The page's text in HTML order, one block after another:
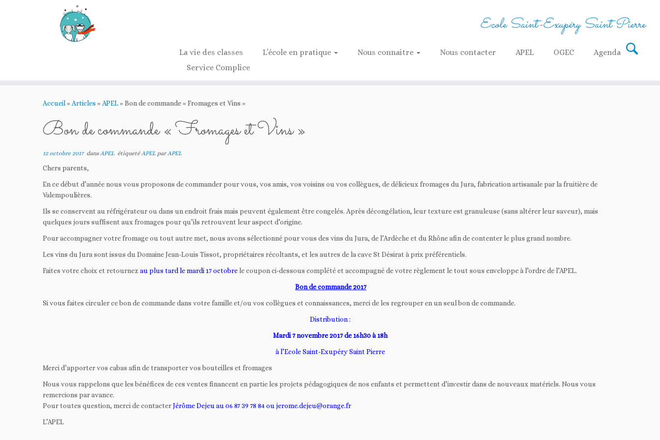
Ecole Saint-Exupéry Saint Pierre
La vie des classes L’école en pratique Nous connaitre Nous contacter APEL OGEC
Agenda
Service Complice
Accueil » Articles » APEL» Bon de commande « Fromages et Vins »
Bon de commande « Fromages et Vins »
12 octobre 2017dansAPEL étiquetéAPEL parAPEL
Chers parents,
En ce début d’année nous vous proposons de commander pour vous, vos amis, vos voisins ou vos collègues, de délicieux fromages du Jura, fabrication artisanale par la fruitière de
Valempoulières.
Ils se conservent au réfrigérateur ou dans un endroit frais mais peuvent également être congelés. Après décongélation, leur texture est granuleuse (sans altérer leur saveur), mais
quelques jours suffisent aux fromages pour qu’ils retrouvent leur aspect d’origine.
Pour accompagner votre fromage ou tout autre met, nous avons sélectionné pour vous des vins du Jura, de l’Ardèche et du Rhône afin de contenter le plus grand nombre.
Les vins du Jura sont issus du Domaine Jean-Louis Tissot, propriétaires récoltants, et les autres de la cave St Désirat à prix préférentiels.
Faites votre choix et retournez au plus tard le mardi 17 octobrele coupon ci-dessous complété et accompagné de votre règlement le tout sous enveloppe à l’ordre de l’APEL.
Bon de commande 2017
Si vous faites circuler ce bon de commande dans votre famille et/ou vos collègues et connaissances, merci de les regrouper en un seul bon de commande.
Distribution :
Mardi 7 novembre 2017 de 16h30 à 18h
à l’Ecole Saint-Exupéry Saint Pierre
Merci d’apporter vos cabas afin de transporter vos bouteilles et fromages
Nous vous rappelons que les bénéfices de ces ventes financent en partie les projets pédagogiques de nos enfants et permettent d’investir dans de nouveaux matériels. Nous vous
remercions par avance.
Pour toutes question, merci de contacterJérôme Dejeu au 06 87 39 78 84 ou jerome.dejeu@orange.fr
L’APEL